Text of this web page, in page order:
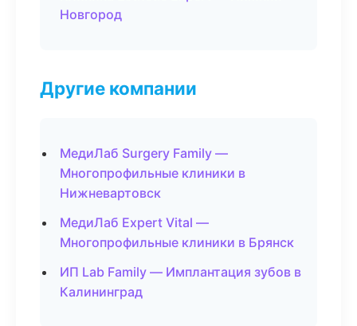
Новгород
Другие компании
МедиЛаб Surgery Family —
Многопрофильные клиники в
Нижневартовск
МедиЛаб Expert Vital —
Многопрофильные клиники в Брянск
ИП Lab Family — Имплантация зубов в
Калининград